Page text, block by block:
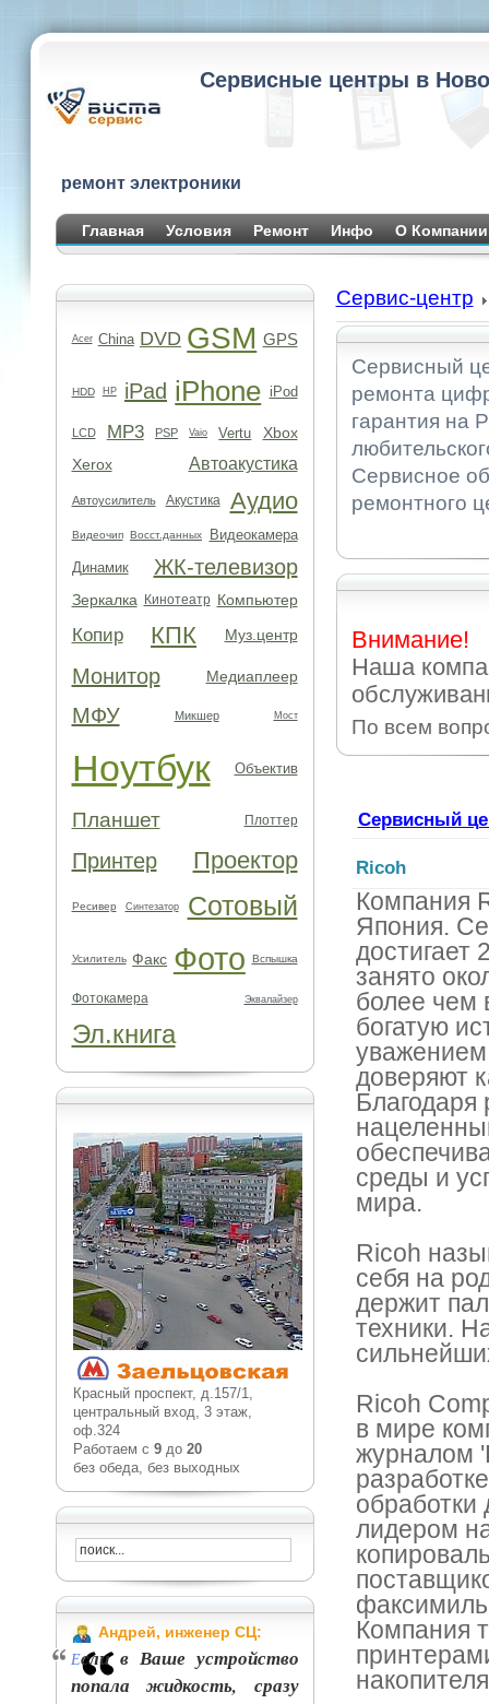
Сервисные центры в
ремонт электроники
Главная Условия Ремонт Инфо О Компании
Acer China DVD GSM GPS
HDD HP iPad iPhone iPod
LCD MP3 PSP Vaio Vertu
Xbox
Xerox
Автоакустика
Автоусилитель Акустика Аудио
Видеочип Восст.данных
Видеокамера
Динамик
ЖК-телевизор
Зеркалка Кинотеатр Компьютер
Копир КПК Муз.центр
Монитор Медиаплеер
МФУ Микшер Мост
Ноутбук Объектив
Планшет Плоттер
Принтер Проектор
Ресивер Синтезатор Сотовый
Усилитель Факс Фото Вспышка
Фотокамера Эквалайзер
Эл.книга
Красный проспект, д.157/1,
центральный вход, 3 этаж,
оф.324
Работаем с 9до 20
без обеда, без выходных
Андрей, инженер СЦ:
Если в Ваше устройство
попала жидкость, сразу
Сервис-центр
Сервисный
ремонта
гарантия на
Сервисное
ремонтного
Внимание!
Наша
По всем
Сервисный
Ricoh
Компания
Япония.
занято
более чем
богатую
доверяют
среды и
мира.
Ricoh
себя на
держит
техники.
Ricoh
в мире
журналом
лидером
Компания